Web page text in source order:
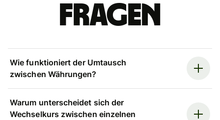
Fragen
Wie funktioniert der Umtausch
zwischen Währungen?
Warum unterscheidet sich der
Wechselkurs zwischen einzelnen